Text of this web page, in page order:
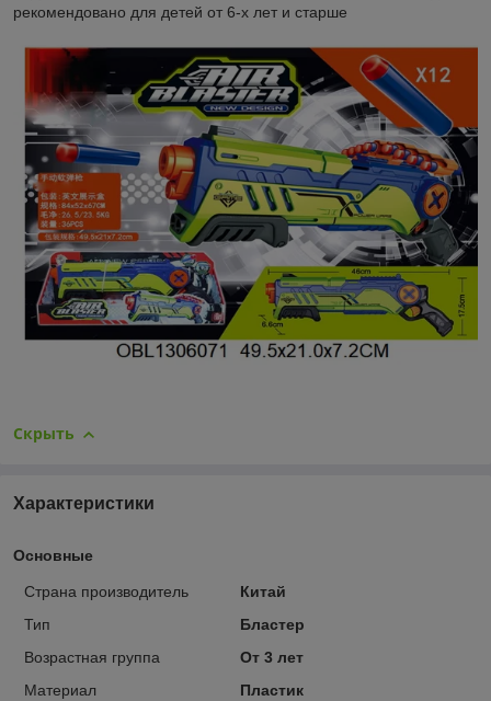
рекомендовано для детей от 6-х лет и старше
Скрыть
Характеристики
Основные
Страна производитель
Китай
Тип
Бластер
Возрастная группа
От 3 лет
Материал
Пластик